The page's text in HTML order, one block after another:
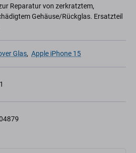
Reparatur von zerkratztem,
Gehäuse/Rückglas. Ersatzteil
Glas, Apple iPhone 15